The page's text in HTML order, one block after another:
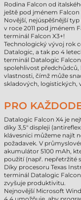
Rodina Falcon od
ještě pod jménem
Novější, nejúspěšnější
v roce 2011 pod jménem
terminál Falcon X3+!
Technologický vývoj rok
Datalogic, a tak po 4
terminál Datalogic
spolehlivost předchůdců,
vlastnosti, čímž může
skladových, logistických,
PRO
Datalogic Falcon X4 je
díky 3,5" displeji
klávesnici můžeme najít
požadavek. V
akumulátor 5100 mAh,
použití (např. nepřetržité
Díky procesoru Texas
terminál Datalogic
zvyšuje produktivitu.
Nejnovější Microsoft